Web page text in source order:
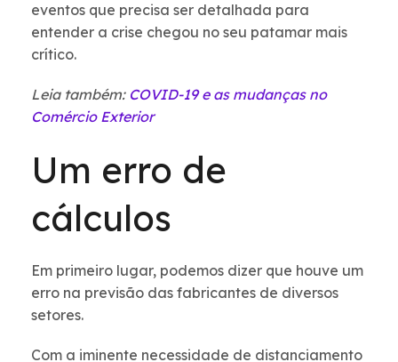
eventos que precisa ser detalhada para
entender a crise chegou no seu patamar mais
crítico.
Leia também: COVID-19 e as mudanças no
Comércio Exterior
Um erro de
cálculos
Em primeiro lugar, podemos dizer que houve um
erro na previsão das fabricantes de diversos
setores.
Com a iminente necessidade de distanciamento